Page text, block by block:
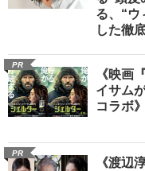
る、“ウ
した徹
PR
《映画
イサム
コラボ》
PR
《渡辺